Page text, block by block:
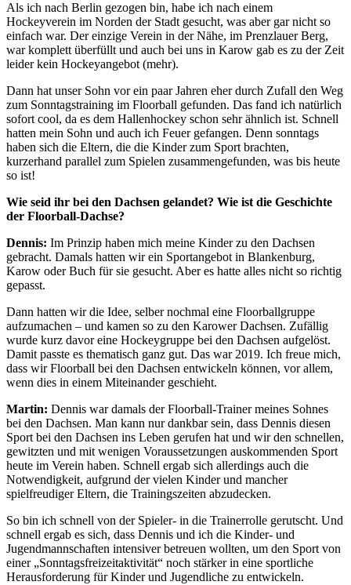
Als ich nach Berlin gezogen bin, habe ich nach einem
Hockeyverein im Norden der Stadt gesucht, was aber gar nicht so
einfach war. Der einzige Verein in der Nähe, im Prenzlauer Berg,
war komplett überfüllt und auch bei uns in Karow gab es zu der Zeit
leider kein Hockeyangebot (mehr).
Dann hat unser Sohn vor ein paar Jahren eher durch Zufall den Weg
zum Sonntagstraining im Floorball gefunden. Das fand ich natürlich
sofort cool, da es dem Hallenhockey schon sehr ähnlich ist. Schnell
hatten mein Sohn und auch ich Feuer gefangen. Denn sonntags
haben sich die Eltern, die die Kinder zum Sport brachten,
kurzerhand parallel zum Spielen zusammengefunden, was bis heute
so ist!
Wie seid ihr bei den Dachsen gelandet? Wie ist die Geschichte
der Floorball-Dachse?
Dennis: Im Prinzip haben mich meine Kinder zu den Dachsen
gebracht. Damals hatten wir ein Sportangebot in Blankenburg,
Karow oder Buch für sie gesucht. Aber es hatte alles nicht so richtig
gepasst.
Dann hatten wir die Idee, selber nochmal eine Floorballgruppe
aufzumachen – und kamen so zu den Karower Dachsen. Zufällig
wurde kurz davor eine Hockeygruppe bei den Dachsen aufgelöst.
Damit passte es thematisch ganz gut. Das war 2019. Ich freue mich,
dass wir Floorball bei den Dachsen entwickeln können, vor allem,
wenn dies in einem Miteinander geschieht.
Martin: Dennis war damals der Floorball-Trainer meines Sohnes
bei den Dachsen. Man kann nur dankbar sein, dass Dennis diesen
Sport bei den Dachsen ins Leben gerufen hat und wir den schnellen,
gewitzten und mit wenigen Voraussetzungen auskommenden Sport
heute im Verein haben. Schnell ergab sich allerdings auch die
Notwendigkeit, aufgrund der vielen Kinder und mancher
spielfreudiger Eltern, die Trainingszeiten abzudecken.
So bin ich schnell von der Spieler- in die Trainerrolle gerutscht. Und
schnell ergab es sich, dass Dennis und ich die Kinder- und
Jugendmannschaften intensiver betreuen wollten, um den Sport von
einer „Sonntagsfreizeitaktivität“ noch stärker in eine sportliche
Herausforderung für Kinder und Jugendliche zu entwickeln.